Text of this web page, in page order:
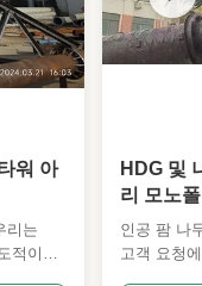
워 아
리는
적이고
HDG 및
리 모노
인공 팜 나
고객 요청